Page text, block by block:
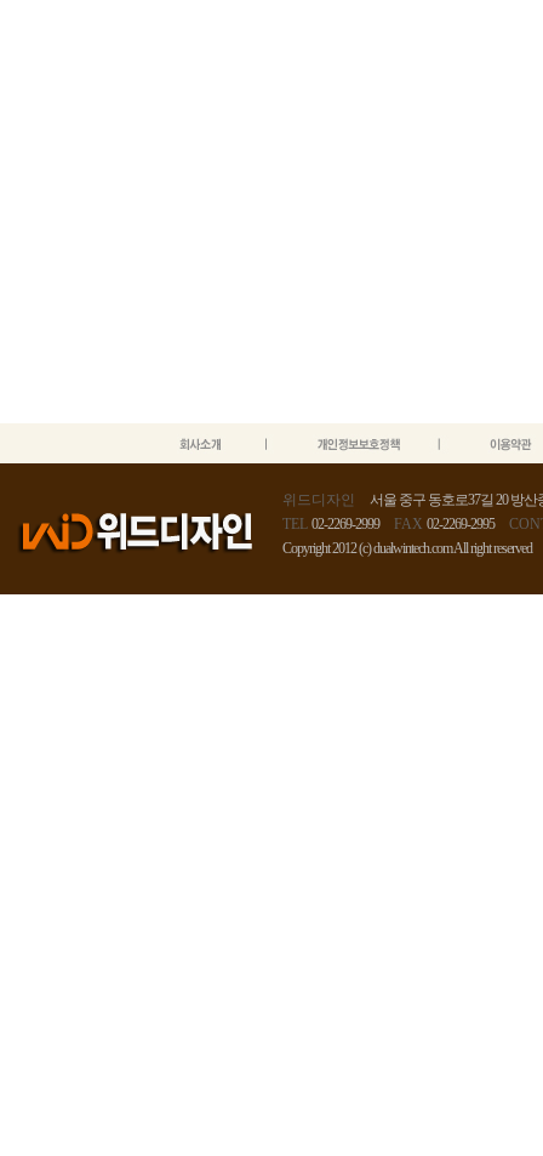
위드디자인
서울 중구 동호로37길 20 방산
TEL 02-2269-2999 FAX 02-2269-2995
Copyright 2012 (c) dualwintech.com All right reserved